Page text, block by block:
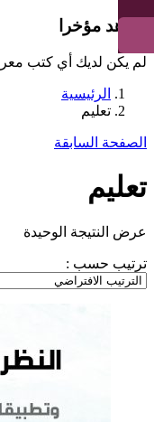
شوهد مؤخرا
لم يكن لديك أي كتب
الرئيسية
تعليم
الصفحة السابقة
تعليم
عرض النتيجة الوحيدة
ترتيب حسب :